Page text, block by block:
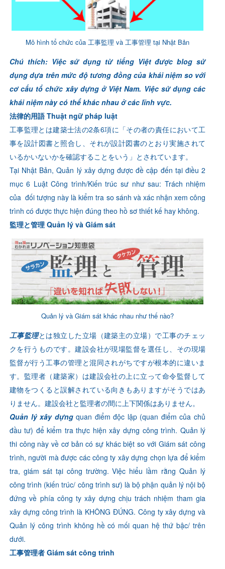
Mô hình tổ chức của 工事監理 và 工事管理 tại Nhật Bản
Chú thích: Việc sử dụng từ tiếng Việt được blog sử
dụng dựa trên mức độ tương đồng của khái niệm so với
cơ cấu tổ chức xây dựng ở Việt Nam. Việc sử dụng các
khái niệm này có thể khác nhau ở các lĩnh vực.
法律的用語 Thuật ngữ pháp luật
工事監理とは建築士法の2条6項に「その者の責任において工
事を設計図書と照合し、それが設計図書のとおり実施されて
いるかいないかを確認することをいう」とされています。
Tại Nhật Bản, Quản lý xây dựng được đề cập đến tại điều 2
mục 6 Luật Công trình/Kiến trúc sư như sau: Trách nhiệm
của đối tượng này là kiểm tra so sánh và xác nhận xem công
trình có được thực hiện đúng theo hồ sơ thiết kế hay không.
監理と管理 Quản lý và Giám sát
Quản lý và Giám sát khác nhau như thế nào?
工事監理とは独立した立場（建築主の立場）で工事のチェッ
クを行うものです。建設会社が現場監督を選任し、その現場
監督が行う工事の管理と混同されがちですが根本的に違いま
す。監理者（建築家）は建設会社の上に立って命令監督して
建物をつくると誤解されている向きもありますがそうではあ
りません。建設会社と監理者の間に上下関係はありません。
Quản lý xây dựngquan điểm độc lập (quan điểm của chủ
đầu tư) để kiểm tra thực hiện xây dựng công trình. Quản lý
thi công này về cơ bản có sự khác biệt so với Giám sát công
trình, người mà được các công ty xây dựng chọn lựa để kiểm
tra, giám sát tại công trường. Việc hiểu lầm rằng Quản lý
công trình (kiến trúc/ công trình sư) là bộ phận quản lý nội bộ
đứng về phía công ty xây dựng chịu trách nhiệm tham gia
xây dựng công trình là KHÔNG ĐÚNG. Công ty xây dựng và
Quản lý công trình không hề có mối quan hệ thứ bậc/ trên
dưới.
工事管理者 Giám sát công trình